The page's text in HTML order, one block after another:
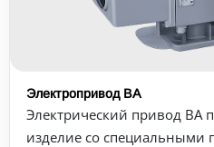
Электропривод ВА
Электрический привод ВА
изделие со специальными